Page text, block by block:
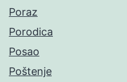
Poraz
Porodica
Posao
Poštenje